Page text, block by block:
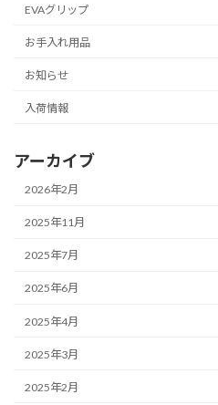
EVAグリップ
お手入れ用品
お知らせ
入荷情報
アーカイブ
2026年2月
2025年11月
2025年7月
2025年6月
2025年4月
2025年3月
2025年2月